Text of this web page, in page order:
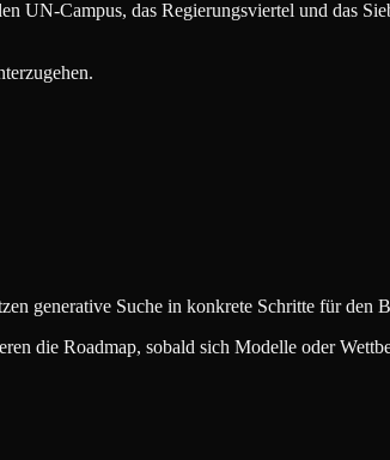
Campus, das Regierungsviertel und das
generative Suche in konkrete Schritte für den
die Roadmap, sobald sich Modelle oder